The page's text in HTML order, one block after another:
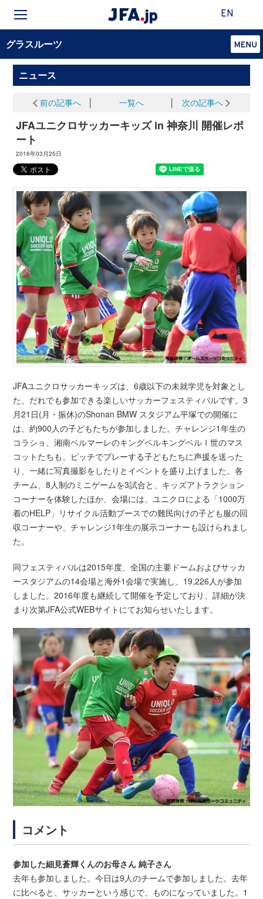
EN
グラスルーツ
ニュース
前の記事へ 一覧へ 次の記事へ
JFAユニクロサッカーキッズ in 神奈川 開催レポ
ート
2016年03月25日
JFAユニクロサッカーキッズは、6歳以下の未就学児を対象とし
た、だれでも参加できる楽しいサッカーフェスティバルです。3
月21日(月・振休)のShonan BMW スタジアム平塚での開催に
は、約900人の子どもたちが参加しました。チャレンジ1年生の
コラショ、湘南ベルマーレのキングベルキングベルⅠ世のマス
コットたちも、ピッチでプレーする子どもたちに声援を送った
り、一緒に写真撮影をしたりとイベントを盛り上げました。各
チーム、8人制のミニゲームを3試合と、キッズアトラクション
コーナーを体験したほか、会場には、ユニクロによる「1000万
着のHELP」リサイクル活動ブースでの難民向けの子ども服の回
収コーナーや、チャレンジ1年生の展示コーナーも設けられまし
た。
同フェスティバルは2015年度、全国の主要ドームおよびサッカ
ースタジアムの14会場と海外1会場で実施し、19,226人が参加
しました。2016年度も継続して開催を予定しており、詳細が決
まり次第JFA公式WEBサイトにてお知らせいたします。
コメント
参加した細見蒼輝くんのお母さん 純子さん
去年も参加しました。今日は9人のチームで参加しました。去年
に比べると、サッカーという感じで、ものになっていました。1